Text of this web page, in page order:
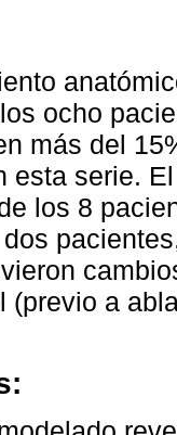
ocho
más del
esta serie.
los 8
(previo a